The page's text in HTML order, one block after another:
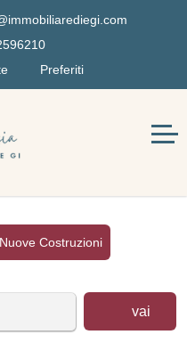
Preferiti
Nuove Costruzioni
vai